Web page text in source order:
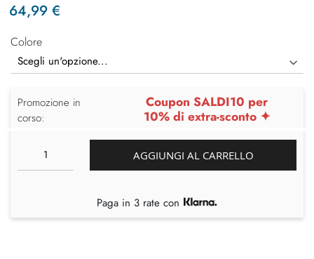
64,99 €
Colore
Promozione in
corso:
Coupon SALDI10 per
10% di extra-sconto ✦
AGGIUNGI AL CARRELLO
Paga in 3 rate con